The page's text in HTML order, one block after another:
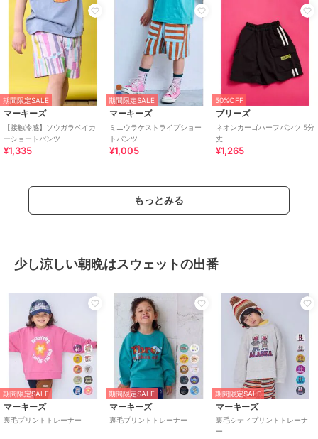
期間限定SALE
マーキーズ
【接触冷感】ソウガラベイカ
ーショートパンツ
¥1,335
期間限定SALE
マーキーズ
ミニウラケストライプショー
トパンツ
¥1,005
50%OFF
ブリーズ
ネオンカーゴハーフパンツ 5分
丈
¥1,265
もっとみる
少し涼しい朝晩はスウェットの出番
期間限定SALE
マーキーズ
裏毛プリントトレーナー
期間限定SALE
マーキーズ
裏毛プリントトレーナー
期間限定SALE
マーキーズ
裏毛シティプリントトレーナ
ー